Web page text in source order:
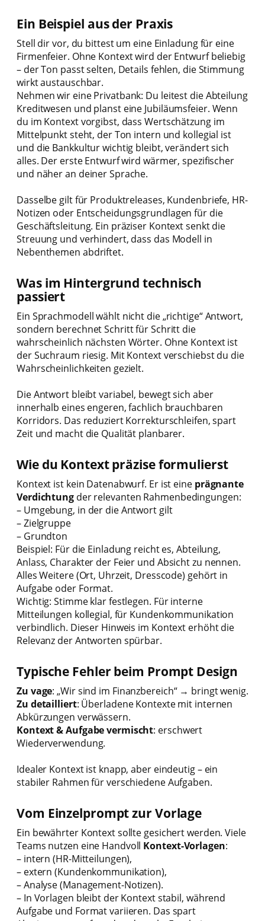
Ein Beispiel aus der Praxis
Stell dir vor, du bittest um eine Einladung für eine
Firmenfeier. Ohne Kontext wird der Entwurf beliebig
– der Ton passt selten, Details fehlen, die Stimmung
wirkt austauschbar.
Nehmen wir eine Privatbank: Du leitest die Abteilung
Kreditwesen und planst eine Jubiläumsfeier. Wenn
du im Kontext vorgibst, dass Wertschätzung im
Mittelpunkt steht, der Ton intern und kollegial ist
und die Bankkultur wichtig bleibt, verändert sich
alles. Der erste Entwurf wird wärmer, spezifischer
und näher an deiner Sprache.
Dasselbe gilt für Produktreleases, Kundenbriefe, HR-
Notizen oder Entscheidungsgrundlagen für die
Geschäftsleitung. Ein präziser Kontext senkt die
Streuung und verhindert, dass das Modell in
Nebenthemen abdriftet.
Was im Hintergrund technisch
passiert
Ein Sprachmodell wählt nicht die „richtige“ Antwort,
sondern berechnet Schritt für Schritt die
wahrscheinlich nächsten Wörter. Ohne Kontext ist
der Suchraum riesig. Mit Kontext verschiebst du die
Wahrscheinlichkeiten gezielt.
Die Antwort bleibt variabel, bewegt sich aber
innerhalb eines engeren, fachlich brauchbaren
Korridors. Das reduziert Korrekturschleifen, spart
Zeit und macht die Qualität planbarer.
Wie du Kontext präzise formulierst
Kontext ist kein Datenabwurf. Er ist eine prägnante
Verdichtungder relevanten Rahmenbedingungen:
– Umgebung, in der die Antwort gilt
– Zielgruppe
– Grundton
Beispiel: Für die Einladung reicht es, Abteilung,
Anlass, Charakter der Feier und Absicht zu nennen.
Alles Weitere (Ort, Uhrzeit, Dresscode) gehört in
Aufgabe oder Format.
Wichtig: Stimme klar festlegen. Für interne
Mitteilungen kollegial, für Kundenkommunikation
verbindlich. Dieser Hinweis im Kontext erhöht die
Relevanz der Antworten spürbar.
Typische Fehler beim Prompt Design
Zu vage: „Wir sind im Finanzbereich“ → bringt wenig.
Zu detailliert: Überladene Kontexte mit internen
Abkürzungen verwässern.
Kontext & Aufgabe vermischt: erschwert
Wiederverwendung.
Idealer Kontext ist knapp, aber eindeutig – ein
stabiler Rahmen für verschiedene Aufgaben.
Vom Einzelprompt zur Vorlage
Ein bewährter Kontext sollte gesichert werden. Viele
Teams nutzen eine Handvoll Kontext-Vorlagen:
– intern (HR-Mitteilungen),
– extern (Kundenkommunikation),
– Analyse (Management-Notizen).
– In Vorlagen bleibt der Kontext stabil, während
Aufgabe und Format variieren. Das spart